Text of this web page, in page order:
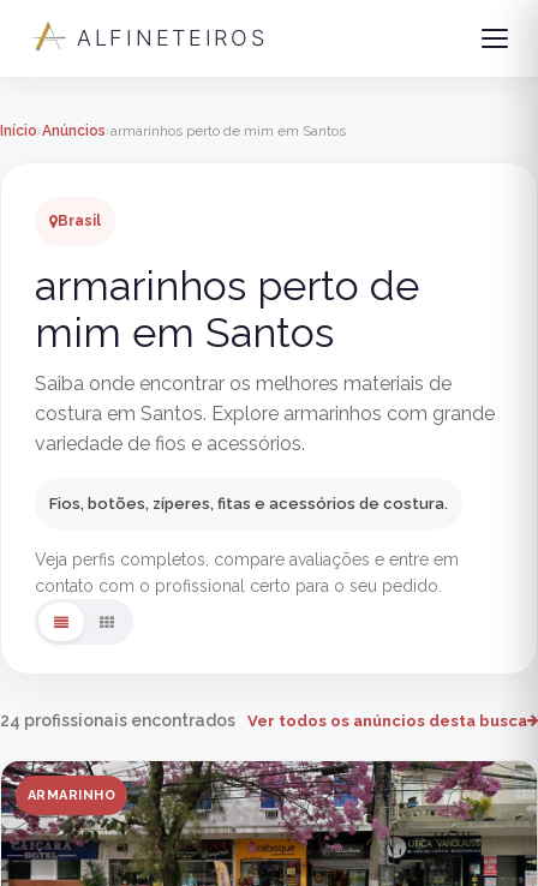
ALFINETEIROS
Início Anúncios armarinhos perto de mim em Santos
Brasil
armarinhos perto de
mim em Santos
Saiba onde encontrar os melhores materiais de
costura em Santos. Explore armarinhos com grande
variedade de fios e acessórios.
Fios, botões, zíperes, fitas e acessórios de costura.
Veja perfis completos, compare avaliações e entre em
contato com o profissional certo para o seu pedido.
24 profissionais encontrados Ver todos os anúncios desta busca
ARMARINHO